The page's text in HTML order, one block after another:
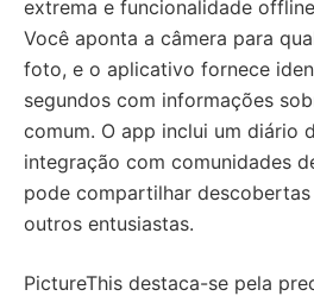
extrema e funcionalidade
Você aponta a câmera para
foto, e o aplicativo fornece
segundos com informações
comum. O app inclui um diário
integração com comunidades
pode compartilhar
outros entusiastas.
PictureThis destaca-se pela